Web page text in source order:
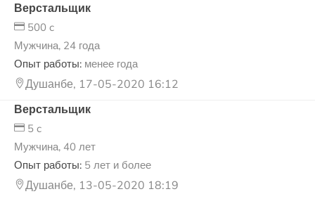
Верстальщик
500 c
Мужчина, 24 года
Опыт работы: менее года
Душанбе, 17-05-2020 16:12
Верстальщик
5 c
Мужчина, 40 лет
Опыт работы: 5 лет и более
Душанбе, 13-05-2020 18:19